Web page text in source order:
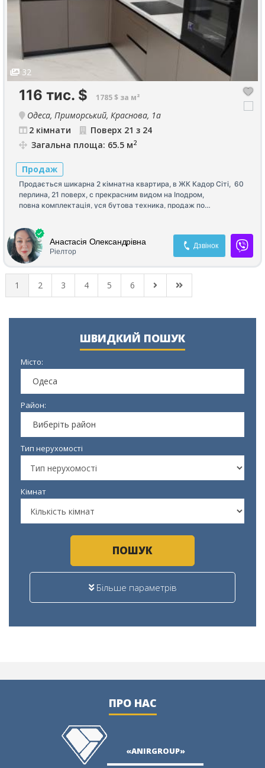
32
116 тис. $ 1785 $ за м²
Одеса, Приморський, Краснова, 1а
2 кімнати
Поверх 21 з 24
Загальна площа: 65.5 м2
Продаж
Продається шикарна 2 кімнатна квартира, в ЖК Кадор Сіті, 60
перлина, 21 поверх, с прекрасним видом на Іподром,
повна комплектація, уся бутова техника, продаж по
Анастасія Олександрівна
Ріелтор
Дзвінок
1 2 3 4 5 6
ШВИДКИЙ ПОШУК
Місто:
Одеса
Район:
Виберіть район
Тип нерухомості
Кімнат
ПОШУК
Більше параметрів
ПРО НАС
«ANIRGROUP»